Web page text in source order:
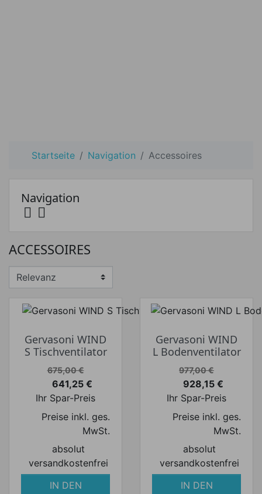
Startseite Navigation Accessoires
Preis von Preis bis
Navigation
 
ACCESSOIRES
Gervasoni WIND
S Tischventilator
Verkaufspreis
675,00 €
Preis
641,25 €
Ihr Spar-Preis
Preise inkl. ges.
MwSt.
absolut
versandkostenfrei
IN DEN
Gervasoni WIND
L Bodenventilator
Verkaufspreis
977,00 €
Preis
928,15 €
Ihr Spar-Preis
Preise inkl. ges.
MwSt.
absolut
versandkostenfrei
IN DEN